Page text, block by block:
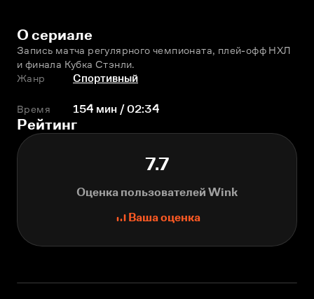
О сериале
Запись матча регулярного чемпионата, плей-офф НХЛ
и финала Кубка Стэнли.
Жанр
Спортивный
Время 154 мин / 02:34
Рейтинг
7.7
Оценка пользователей Wink
Ваша оценка